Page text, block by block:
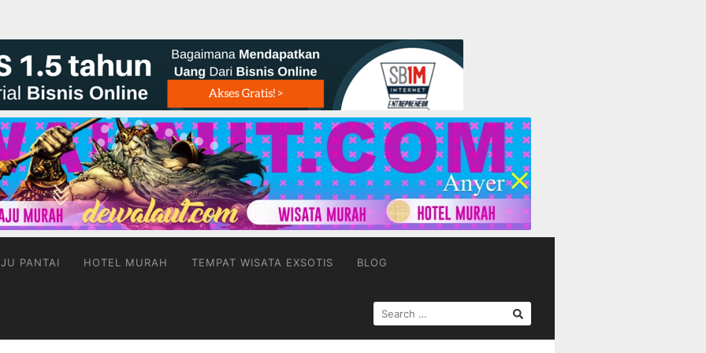
PANTAI HOTEL MURAH TEMPAT WISATA EXSOTIS BLOG
SEARCH
FOR: